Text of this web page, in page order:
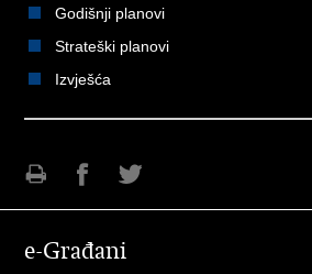
Godišnji planovi
Strateški planovi
Izvješća
FacebookuTwitteru
e-Građani